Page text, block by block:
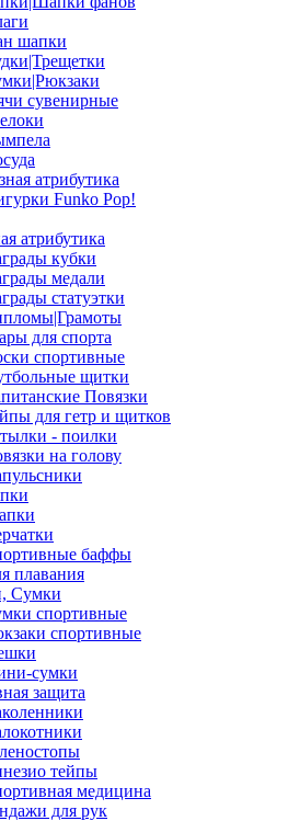
шапки
сувенирные
атрибутика
Funko Pop!
атрибутика
кубки
медали
статуэтки
для спорта
спортивные
щитки
Повязки
для гетр и щитков
- поилки
на голову
баффы
плавания
Сумки
спортивные
спортивные
сумки
защита
тейпы
медицина
для рук